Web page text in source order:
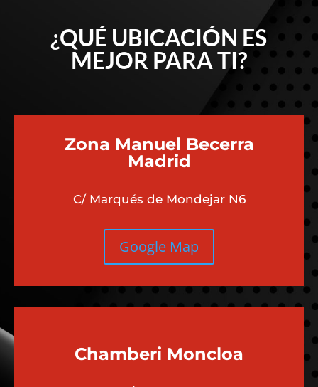
¿QUÉ UBICACIÓN ES
MEJOR PARA TI?
Zona Manuel Becerra
Madrid
C/ Marqués de Mondejar N6
Google Map
Chamberi Moncloa